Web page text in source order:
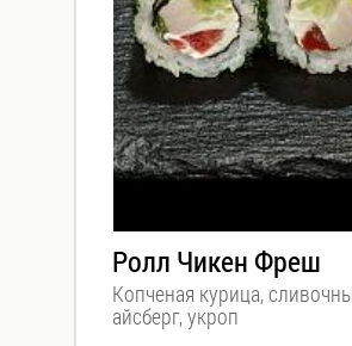
маки)
Мини
роллы
Суши
Темпура
Ролл Чикен Фреш
Копченая курица,
айсберг, укроп